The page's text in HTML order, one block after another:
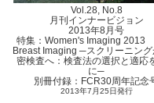
Vol.28, No.8
月刊インナービジョン
2013年8月号
特集：Women's Imaging 2013
Breast Imaging ─スクリーニン
密検査へ：検査法の選択と適応
に─
別冊付録：FCR30周年記念
2013年7月25日発行